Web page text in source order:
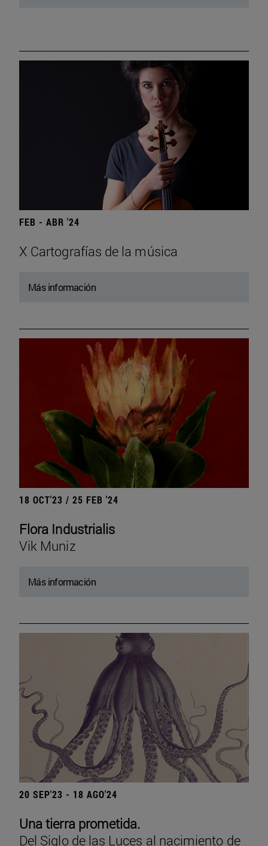
FEB - ABR '24
X Cartografías de la música
Más información
18 OCT'23 / 25 FEB '24
Flora Industrialis
Vik Muniz
Más información
20 SEP'23 - 18 AGO'24
Una tierra prometida.
Del Siglo de las Luces al nacimiento de